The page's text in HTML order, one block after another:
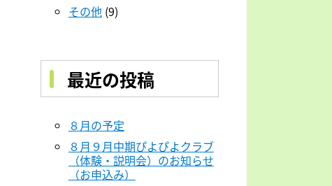
その他(9)
最近の投稿
８月の予定
８月９月中期ぴよぴよクラブ
（体験・説明会）のお知らせ
（お申込み）